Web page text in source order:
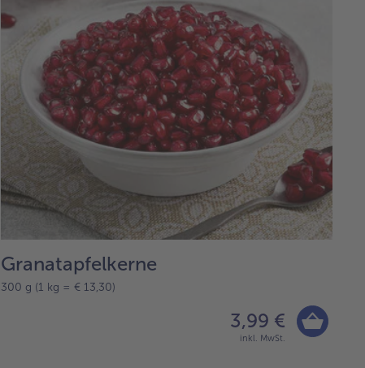
Granatapfelkerne
300 g (1 kg = € 13,30)
3,99 €
inkl. MwSt.